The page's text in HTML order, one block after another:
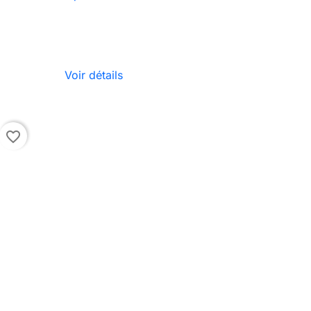
Voir détails
favorite_border